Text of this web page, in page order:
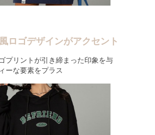
ロゴデザインがアクセント
プリントが引き締まった印象を与
ーな要素をプラス